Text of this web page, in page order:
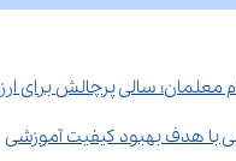
معلمان؛ سالی پرچالش برای
با هدف بهبود کیفیت آموزشی